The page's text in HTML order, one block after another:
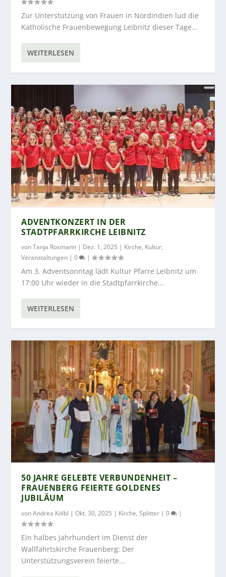
Zur Unterstützung von Frauen in Nordindien lud die
Katholische Frauenbewegung Leibnitz dieser Tage...
WEITERLESEN
ADVENTKONZERT IN DER
STADTPFARRKIRCHE LEIBNITZ
vonTanja Rosmann | Dez. 1, 2025 | Kirche, Kultur,
Veranstaltungen |0 |
Am 3. Adventsonntag lädt Kultur Pfarre Leibnitz um
17:00 Uhr wieder in die Stadtpfarrkirche...
WEITERLESEN
50 JAHRE GELEBTE VERBUNDENHEIT –
FRAUENBERG FEIERTE GOLDENES
JUBILÄUM
vonAndrea Kölbl |Okt. 30, 2025 | Kirche,Splitter |0 |
Ein halbes Jahrhundert im Dienst der
Wallfahrtskirche Frauenberg: Der
Unterstützungsverein feierte...